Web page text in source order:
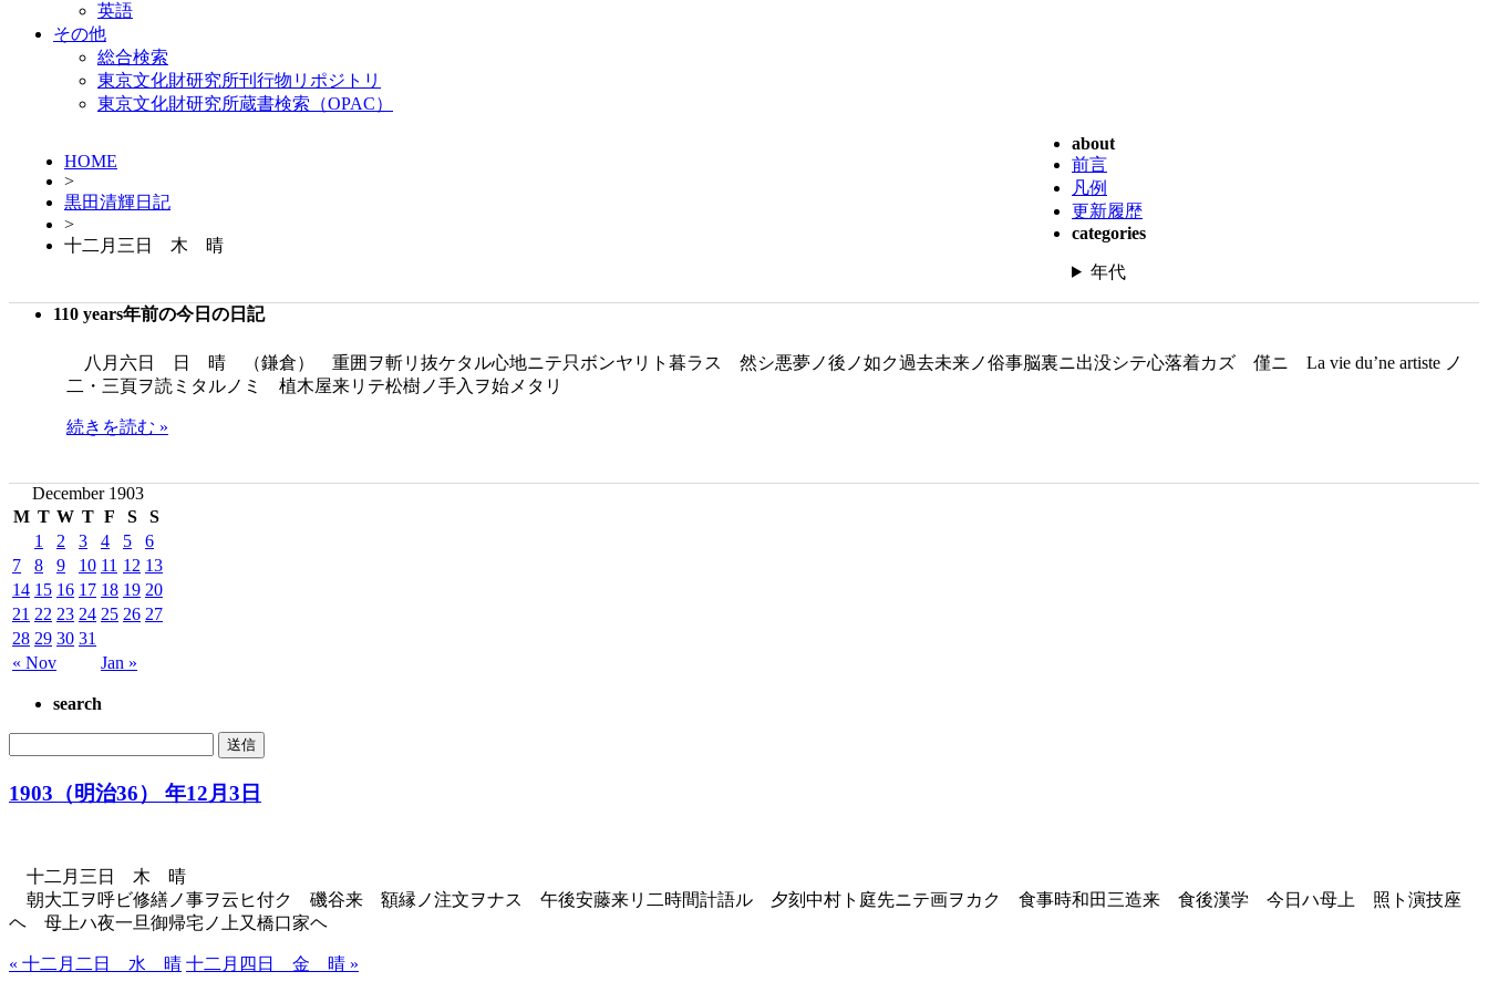
英語
その他
総合検索
東京文化財研究所刊行物リポジトリ
東京文化財研究所蔵書検索（OPAC）
HOME
>
黒田清輝日記
>
十二月三日 木 晴
about
前言
凡例
更新履歴
categories
年代
110 years年前の今日の日記
八月六日 日 晴 （鎌倉） 重囲ヲ斬リ抜ケタル心地ニテ只ボンヤリト暮ラス 然シ悪夢ノ後ノ如ク過去未来ノ俗事脳裏ニ出没シテ心落着カズ 僅ニ La vie du’ne artiste ノ
二・三頁ヲ読ミタルノミ 植木屋来リテ松樹ノ手入ヲ始メタリ
続きを読む »
December 1903
M T W T F S S
« Nov Jan »
1 2 3 4 5
6
7
8 9 10 11 12 13
14 15 16 17 18 19 20
21 22 23 24 25 26 27
28 29 30 31
search
1903（明治36） 年12月3日
十二月三日 木 晴
朝大工ヲ呼ビ修繕ノ事ヲ云ヒ付ク 磯谷来 額縁ノ注文ヲナス 午後安藤来リ二時間計語ル 夕刻中村ト庭先ニテ画ヲカク 食事時和田三造来 食後漢学 今日ハ母上 照ト演技座
ヘ 母上ハ夜一旦御帰宅ノ上又橋口家ヘ
« 十二月二日 水 晴 十二月四日 金 晴 »